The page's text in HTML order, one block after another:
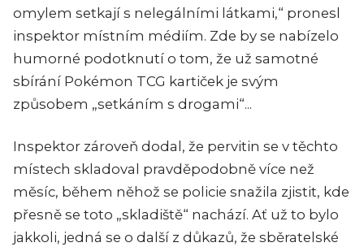
omylem setkají s nelegálními látkami,“ pronesl
inspektor místním médiím. Zde by se nabízelo
humorné podotknutí o tom, že už samotné
sbírání Pokémon TCG kartiček je svým
způsobem „setkáním s drogami“...
Inspektor zároveň dodal, že pervitin se v těchto
místech skladoval pravděpodobně více než
měsíc, během něhož se policie snažila zjistit, kde
přesně se toto „skladiště“ nachází. Ať už to bylo
jakkoli, jedná se o další z důkazů, že sběratelské